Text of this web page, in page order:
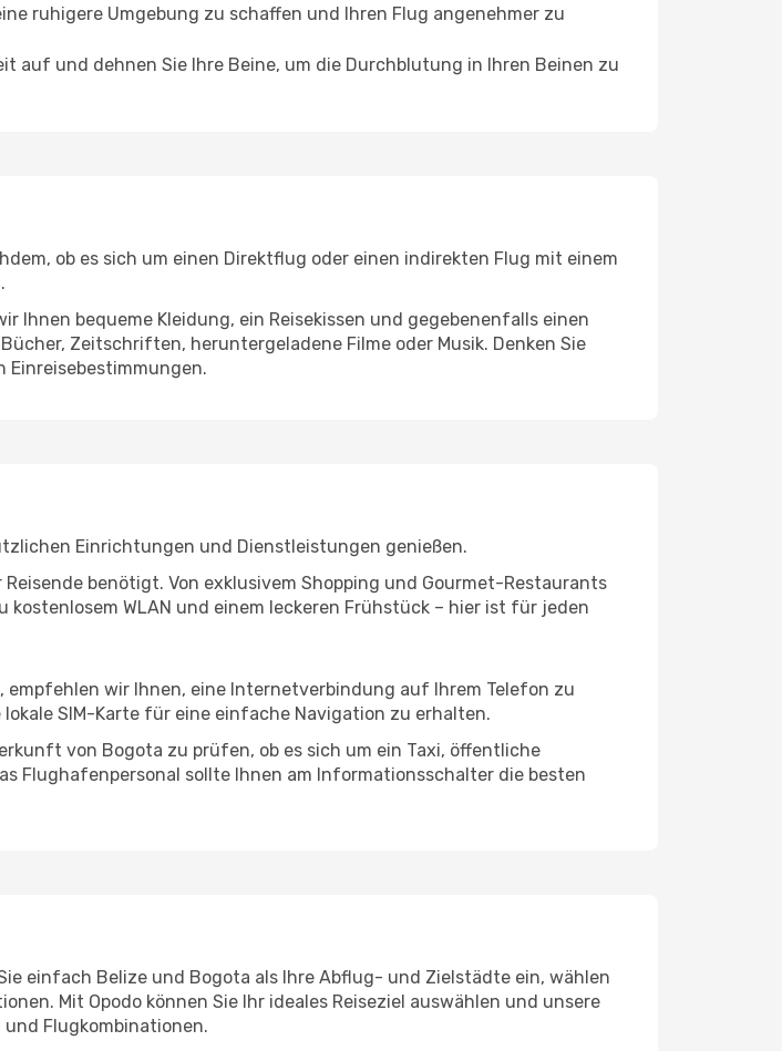
ruhigere Umgebung zu schaffen und Ihren Flug angenehmer zu
auf und dehnen Sie Ihre Beine, um die Durchblutung in Ihren Beinen zu
ob es sich um einen Direktflug oder einen indirekten Flug mit einem
Ihnen bequeme Kleidung, ein Reisekissen und gegebenenfalls einen
Zeitschriften, heruntergeladene Filme oder Musik. Denken Sie
Einreisebestimmungen.
Einrichtungen und Dienstleistungen genießen.
benötigt. Von exklusivem Shopping und Gourmet-Restaurants
WLAN und einem leckeren Frühstück – hier ist für jeden
empfehlen wir Ihnen, eine Internetverbindung auf Ihrem Telefon zu
SIM-Karte für eine einfache Navigation zu erhalten.
von Bogota zu prüfen, ob es sich um ein Taxi, öffentliche
Flughafenpersonal sollte Ihnen am Informationsschalter die besten
einfach Belize und Bogota als Ihre Abflug- und Zielstädte ein, wählen
Mit Opodo können Sie Ihr ideales Reiseziel auswählen und unsere
Flugkombinationen.